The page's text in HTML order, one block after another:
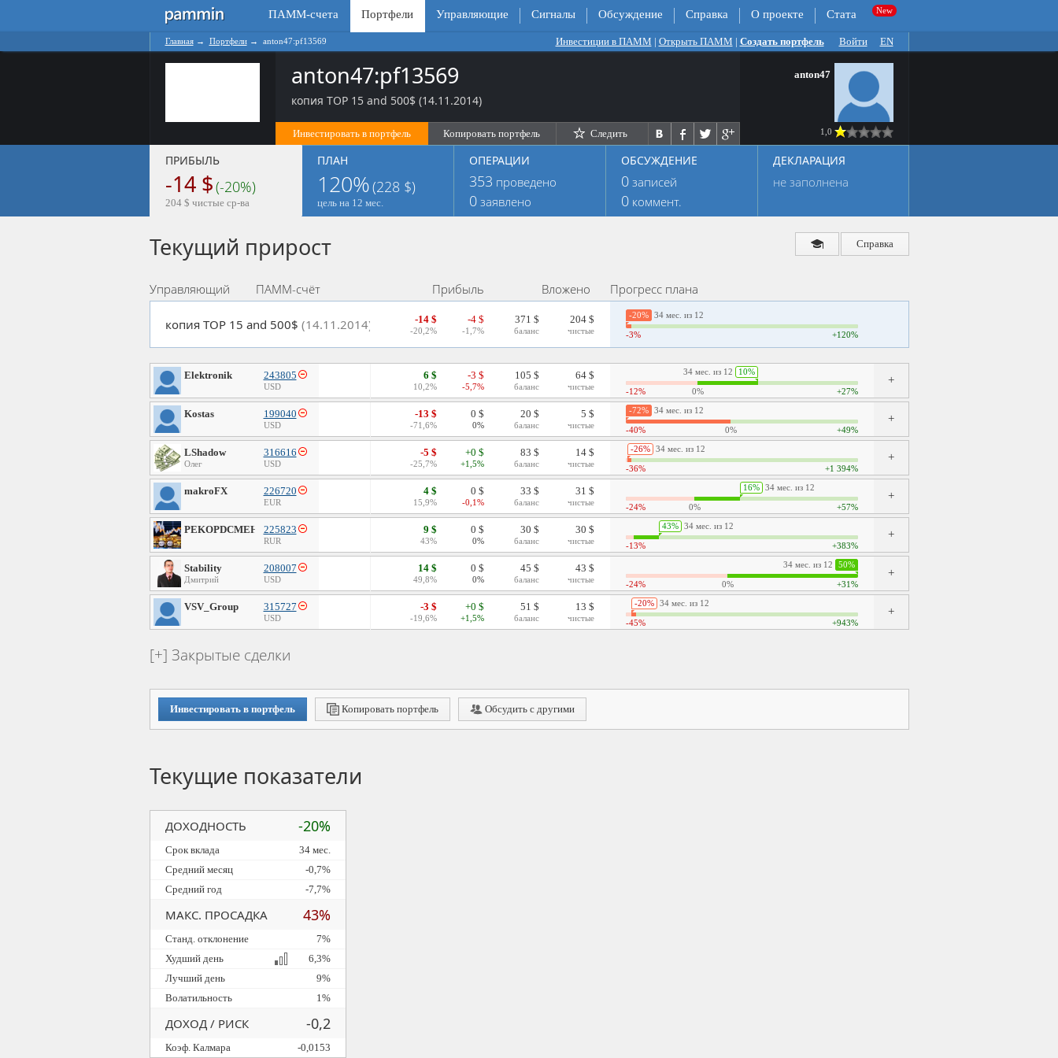
ПАММ-счета Портфели Управляющие Сигналы Обсуждение Справка О проекте Стата
Главная→ Портфели→ anton47:pf13569 Инвестиции в ПАММ | Открыть ПАММ | Создать портфель Войти EN
anton47:pf13569
копия TOP 15 and 500$ (14.11.2014)
Инвестировать в портфель Копировать портфель Следить
anton47
1,0
ПРИБЫЛЬ
-14 $(-20%)
204 $ чистые ср-ва
ПЛАН
120%(228 $)
цель на 12 мес.
ОПЕРАЦИИ
353 проведено
0заявлено
ОБСУЖДЕНИЕ
0записей
0коммент.
ДЕКЛАРАЦИЯ
не заполнена
Справка
Текущий прирост
Управляющий ПАММ-счёт Прибыль Вложено Прогресс плана
копия TOP 15 and 500$ (14.11.2014) -14 $
-20,2%
-4 $
-1,7%
371 $
баланс
204 $
чистые
-20% 34 мес. из 12
-3% +120%
Elektronik 243805
USD
6 $
10,2%
-3 $
-5,7%
105 $
баланс
64 $
чистые
34 мес. из 12 10%
-12% +27%
0%
Kostas 199040
USD
-13 $
-71,6%
0 $
0%
20 $
баланс
5 $
чистые
-72% 34 мес. из 12
-40% +49%
0%
LShadow
Олег
316616
USD
-5 $
-25,7%
+0 $
+1,5%
83 $
баланс
14 $
чистые
-26% 34 мес. из 12
-36% +1 394%
makroFX 226720
EUR
4 $
15,9%
0 $
-0,1%
33 $
баланс
31 $
чистые
16% 34 мес. из 12
-24% +57%
0%
PEKOPDCMEH 225823
RUR
9 $
43%
0 $
0%
30 $
баланс
30 $
чистые
43% 34 мес. из 12
-13% +383%
Stability
Дмитрий
208007
USD
14 $
49,8%
0 $
0%
45 $
баланс
43 $
чистые
34 мес. из 12 50%
-24% +31%
0%
VSV_Group 315727
USD
-3 $
-19,6%
+0 $
+1,5%
51 $
баланс
13 $
чистые
-20% 34 мес. из 12
-45% +943%
Закрытые сделки
Инвестировать в портфель Копировать портфель Обсудить с другими
Текущие показатели
ДОХОДНОСТЬ -20%
Срок вклада
34 мес.
Средний месяц
-0,7%
Средний год
-7,7%
МАКС. ПРОСАДКА 43%
Станд. отклонение
7%
Худший день
6,3%
Лучший день
9%
Волатильность
1%
ДОХОД / РИСК -0,2
Коэф. Калмара -0,0153